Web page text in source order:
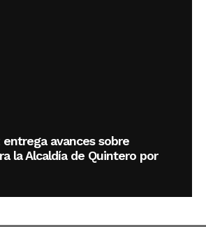
avances sobre
la Alcaldía de Quintero por